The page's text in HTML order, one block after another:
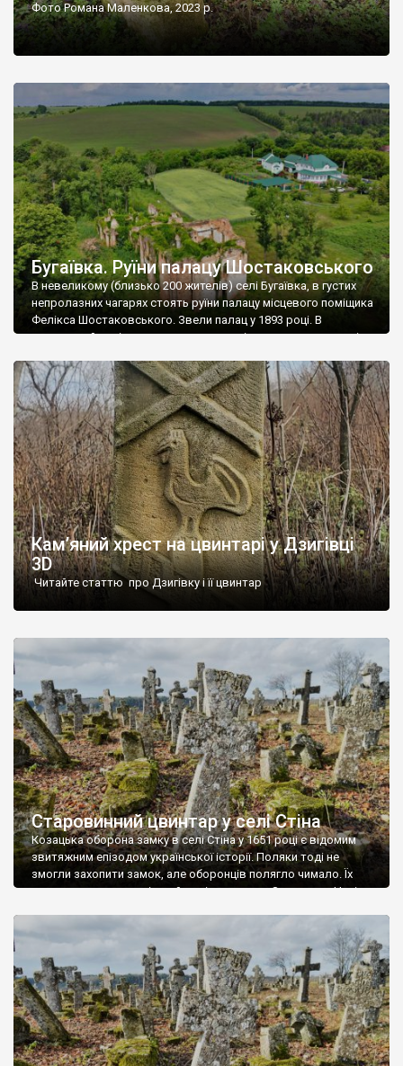
Фото Романа Маленкова, 2023 р.
Бугаївка. Руїни палацу Шостаковського
В невеликому (близько 200 жителів) селі Бугаївка, в густих
непролазних чагарях стоять руїни палацу місцевого поміщика
Фелікса Шостаковського. Звели палац у 1893 році. В
радянський період у ньому спочатку містилася школа, потім
століття тут розмістили туберкульозну лікарню. Коли із
палацу виїхала лікарня – ми точно не […]
Кам’яний хрест на цвинтарі у Дзигівці
3D
Читайте статтю про Дзигівку і її цвинтар
Старовинний цвинтар у селі Стіна
Козацька оборона замку в селі Стіна у 1651 році є відомим
звитяжним епізодом української історії. Поляки тоді не
змогли захопити замок, але оборонців полягло чимало. Їх
поховали на цвинтарі, який тоді називався Замковим. Нині на
ньому чимало хрестів 19 століття, є такі, де епітафії стер […]